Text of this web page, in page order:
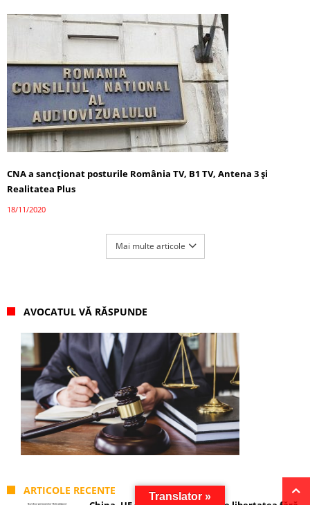
CNA a sancționat posturile România TV, B1 TV, Antena 3 și
Realitatea Plus
18/11/2020
Mai multe articole
AVOCATUL VĂ RĂSPUNDE
ARTICOLE RECENTE Translator »